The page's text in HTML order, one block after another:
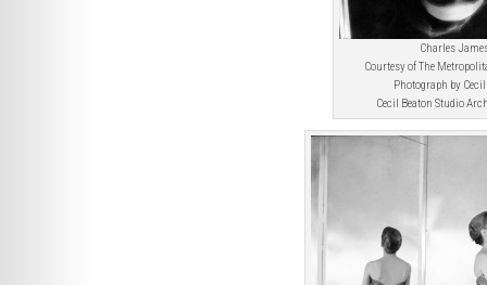
Charles
Courtesy of The
Photograph by Cecil
Cecil Beaton Studio